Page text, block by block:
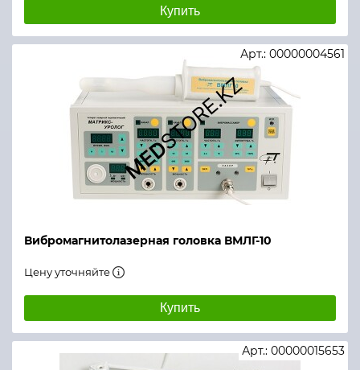
Купить
Вибромагнитолазерная головка ВМЛГ-10
Арт.: 00000004561
Цену уточняйте
Купить
Арт.: 00000015653